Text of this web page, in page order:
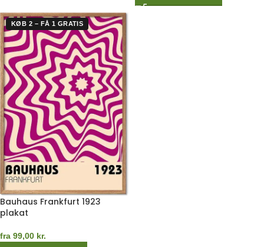
KØB 2 – FÅ 1 GRATIS
Bauhaus Frankfurt 1923
plakat
fra 99,00 kr.